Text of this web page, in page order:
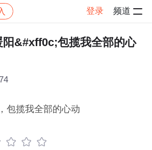
登录 频道
感慨 帖子详情
阳&#xff0c;包揽我全部的心
包揽我全部的心动